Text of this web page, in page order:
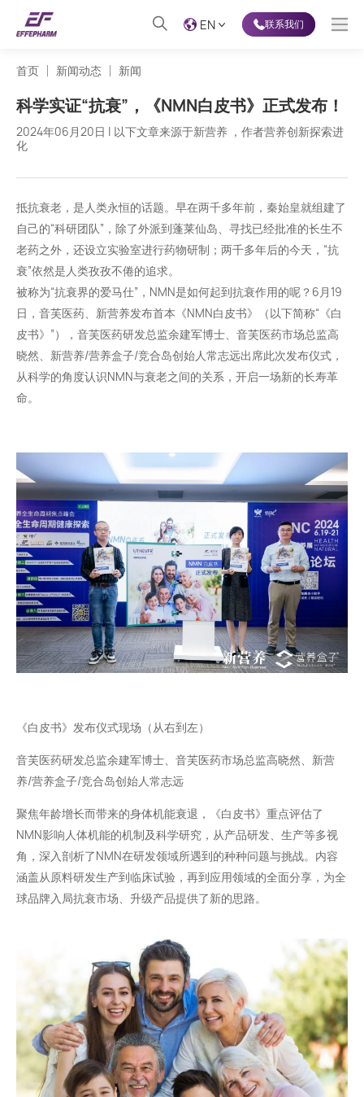
EN 联系我们
首页 新闻动态 新闻
科学实证“抗衰”，《NMN白皮书》正式发布！
2024年06月20日 | 以下文章来源于新营养 ，作者营养创新探索进
化
抵抗衰老，是人类永恒的话题。早在两千多年前，秦始皇就组建了
自己的“科研团队”，除了外派到蓬莱仙岛 、寻找已经批准的长生不
老药之外，还设立实验室进行药物研制；两千多年后的今天，“抗
衰”依然是人类孜孜不倦的追求。
被称为“抗衰界的爱马仕”， NMN是如何起到抗衰作用的呢？6月19
日，音芙医药、新营养发布首本《NMN白皮书》（以下简称“《白
皮书》”），音芙医药研发总监余建军博士、音芙医药市场总监高
晓然、新营养/营养盒子/竞合岛创始人常志远出席此次发布仪式，
从科学的角度认识NMN与衰老之间的关系，开启一场新的长寿革
命。
《白皮书》发布仪式现场（从右到左）
音芙医药研发总监余建军博士、音芙医药市场总监高晓然、新营
养/营养盒子/竞合岛创始人常志远
聚焦年龄增长而带来的身体机能衰退，《白皮书》重点评估了
NMN影响人体机能的机制及科学研究，从产品研发、生产等多视
角，深入剖析了NMN在研发领域所遇到的种种问题与挑战。内容
涵盖从原料研发生产到临床试验，再到应用领域的全面分享，为全
球品牌入局抗衰市场、升级产品提供了新的思路。